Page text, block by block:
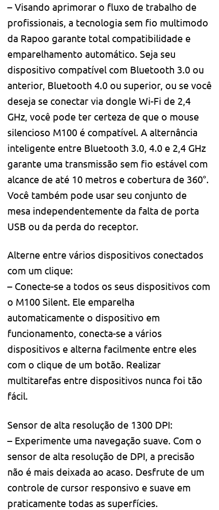
– Visando aprimorar o fluxo de trabalho de
profissionais, a tecnologia sem fio multimodo
da Rapoo garante total compatibilidade e
emparelhamento automático. Seja seu
dispositivo compatível com Bluetooth 3.0 ou
anterior, Bluetooth 4.0 ou superior, ou se você
deseja se conectar via dongle Wi-Fi de 2,4
GHz, você pode ter certeza de que o mouse
silencioso M100 é compatível. A alternância
inteligente entre Bluetooth 3.0, 4.0 e 2,4 GHz
garante uma transmissão sem fio estável com
alcance de até 10 metros e cobertura de 360°.
Você também pode usar seu conjunto de
mesa independentemente da falta de porta
USB ou da perda do receptor.
Alterne entre vários dispositivos conectados
com um clique:
– Conecte-se a todos os seus dispositivos com
o M100 Silent. Ele emparelha
automaticamente o dispositivo em
funcionamento, conecta-se a vários
dispositivos e alterna facilmente entre eles
com o clique de um botão. Realizar
multitarefas entre dispositivos nunca foi tão
fácil.
Sensor de alta resolução de 1300 DPI:
– Experimente uma navegação suave. Com o
sensor de alta resolução de DPI, a precisão
não é mais deixada ao acaso. Desfrute de um
controle de cursor responsivo e suave em
praticamente todas as superfícies.